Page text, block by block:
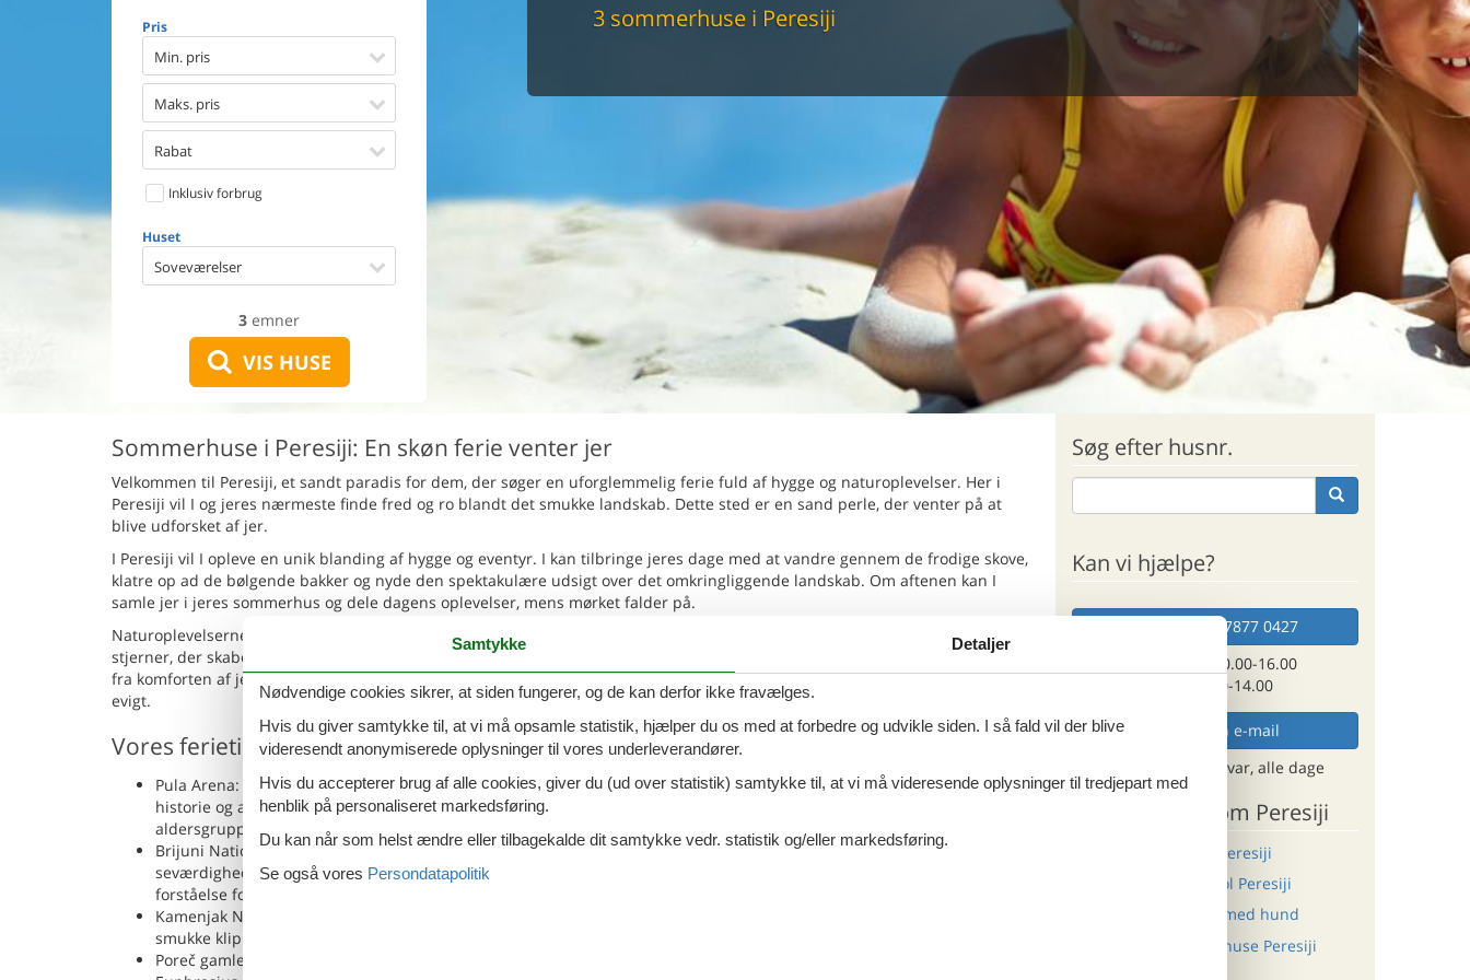
Pris
Min. pris
Maks. pris
Rabat
Inklusiv forbrug
Huset
Soveværelser
3 emner
VIS HUSE
Aircondition
Ladestander til elbil
3 sommerhuse i Peresiji
Sommerhuse i Peresiji: En skøn ferie venter jer
Velkommen til Peresiji, et sandt paradis for dem, der søger en uforglemmelig ferie fuld af hygge og naturoplevelser. Her i
Peresiji vil I og jeres nærmeste finde fred og ro blandt det smukke landskab. Dette sted er en sand perle, der venter på at
blive udforsket af jer.
I Peresiji vil I opleve en unik blanding af hygge og eventyr. I kan tilbringe jeres dage med at vandre gennem de frodige skove,
klatre op ad de bølgende bakker og nyde den spektakulære udsigt over det omkringliggende landskab. Om aftenen kan I
samle jer i jeres sommerhus og dele dagens oplevelser, mens mørket falder på.
Naturoplevelserne slutter ikke her. Når natten falder på, vil I kunne opleve en klar himmel fyldt med et utal af lysende
stjerner, der skaber en betagende udsigt. I og jeres nærmeste vil kunne opleve den naturlige skønhed, der omgiver Peresiji,
fra komforten af jeres eget sommerhus. Så kom og oplev alt, hvad Peresiji har at tilbyde, og skab minder, der vil vare ved for
evigt.
Vores ferietips
Pula Arena: Et af verdens bedst bevarede romerske amfiteatre, beliggende i byen Pula, giver et indblik i den romerske
historie og arkitektur. Med regelmæssige koncerter og kulturelle begivenheder, er det en fascinerende oplevelse for alle
aldersgrupper.
Brijuni Nationalpark: En gruppe af 14 små øer, tilbyder en unik blanding af naturlige, historiske og kulturelle
seværdigheder. Her kan I udforske dinosaurfodspor, en safari park, og romerske ruiner. Dette sted giver I en dyb
forståelse for regionens rige biodiversitet og historie.
Kamenjak Nationalpark: Dette er et beskyttet landskab beliggende på den sydlige spids af Istrien halvøen. Med dens
smukke klippekyster, uberørte strande og krystalklare vand, kan I få et glimt af Adriaterhavets naturlige skønhed.
Poreč gamle bydel: Denne historiske bykerne er kendt for sine velbevarede romanske gader, den UNESCO-beskyttede
Søg efter husnr.
Kan vi hjælpe?
Ring (+45) 7877 0427
Man. - fre. 10.00-16.00
Lør. 10.00-14.00
Send en e-mail
og få et hurtigt svar, alle dage
Andre artikler om Peresiji
Luksus sommerhus Peresiji
Sommerhus med pool Peresiji
Sommerhus Peresiji med hund
Last minute sommerhuse Peresiji
Samtykke Detaljer
Nødvendige cookies sikrer, at siden fungerer, og de kan derfor ikke fravælges.
Hvis du giver samtykke til, at vi må opsamle statistik, hjælper du os med at forbedre og udvikle siden. I så fald vil der blive
videresendt anonymiserede oplysninger til vores underleverandører.
Hvis du accepterer brug af alle cookies, giver du (ud over statistik) samtykke til, at vi må videresende oplysninger til tredjepart med
henblik på personaliseret markedsføring.
Du kan når som helst ændre eller tilbagekalde dit samtykke vedr. statistik og/eller markedsføring.
Se også vores Persondatapolitik